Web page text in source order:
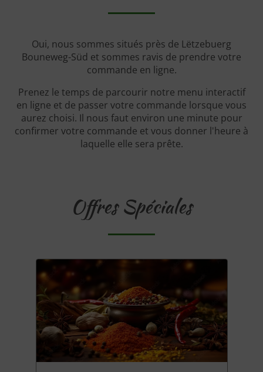
Oui, nous sommes situés près de Lëtzebuerg
Bouneweg-Süd et sommes ravis de prendre votre
commande en ligne.
Prenez le temps de parcourir notre menu interactif
en ligne et de passer votre commande lorsque vous
aurez choisi. Il nous faut environ une minute pour
confirmer votre commande et vous donner l'heure à
laquelle elle sera prête.
Offres Spéciales